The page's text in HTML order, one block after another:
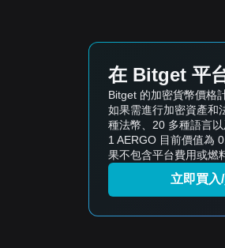
在 Bitget 平
Bitget 的加密貨幣價格
如果需進行加密資產和
種法幣、20 多種語言
1 AERGO 目前價值為
果不包含平台費用或燃
立即買入